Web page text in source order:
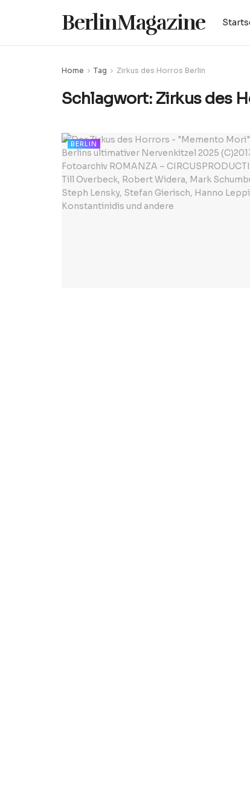
BerlinMagazine
Home Tag Zirkus des Horros Berlin
Schlagwort: Zirkus des
BERLIN